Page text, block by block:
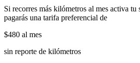
Si recorres más kilómetros al mes activa tu
pagarás una tarifa preferencial de
$480 al mes
sin reporte de kilómetros